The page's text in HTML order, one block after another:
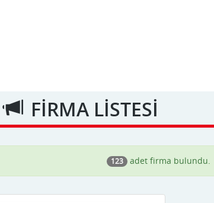
FİRMA LİSTESİ
123 adet firma bulundu.